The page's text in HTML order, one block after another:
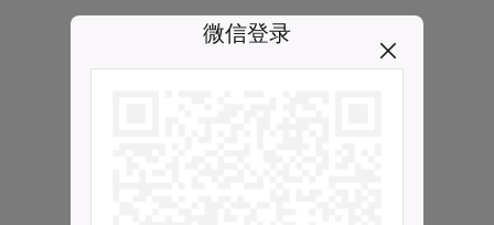
微信登录